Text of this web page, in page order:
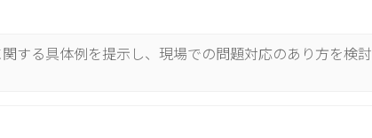
する具体例を提示し、現場での問題対応のあり方を検討